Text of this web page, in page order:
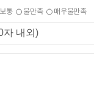
보통 불만족 매우불만족